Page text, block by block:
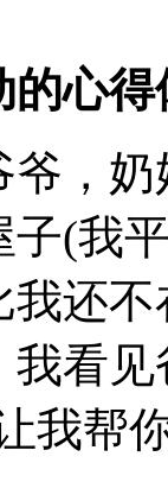
的心得
，
子(我
还
看
我帮